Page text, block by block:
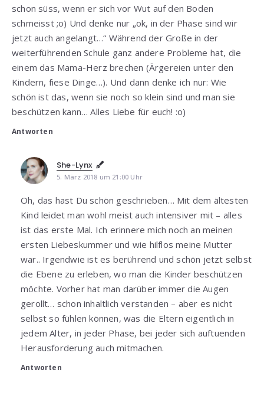
schon süss, wenn er sich vor Wut auf den Boden
schmeisst ;o) Und denke nur „ok, in der Phase sind wir
jetzt auch angelangt…“ Während der Große in der
weiterführenden Schule ganz andere Probleme hat, die
einem das Mama-Herz brechen (Ärgereien unter den
Kindern, fiese Dinge…). Und dann denke ich nur: Wie
schön ist das, wenn sie noch so klein sind und man sie
beschützen kann… Alles Liebe für euch! :o)
Antworten
She-Lynx
5. März 2018 um 21:00 Uhr
Oh, das hast Du schön geschrieben… Mit dem ältesten
Kind leidet man wohl meist auch intensiver mit – alles
ist das erste Mal. Ich erinnere mich noch an meinen
ersten Liebeskummer und wie hilflos meine Mutter
war.. Irgendwie ist es berührend und schön jetzt selbst
die Ebene zu erleben, wo man die Kinder beschützen
möchte. Vorher hat man darüber immer die Augen
gerollt… schon inhaltlich verstanden – aber es nicht
selbst so fühlen können, was die Eltern eigentlich in
jedem Alter, in jeder Phase, bei jeder sich auftuenden
Herausforderung auch mitmachen.
Antworten